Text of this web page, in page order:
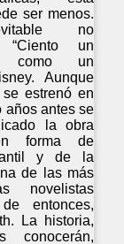
ser menos.
no
“Ciento un
como un
Aunque
estrenó en
años antes se
la obra
forma de
y de la
de las más
novelistas
entonces,
La historia,
conocerán,